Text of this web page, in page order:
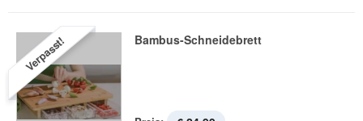
Verpasst! Bambus-Schneidebrett